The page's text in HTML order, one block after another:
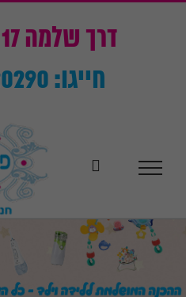
דרך שלמה 17 תל אביב
חייגו: 073-7020290